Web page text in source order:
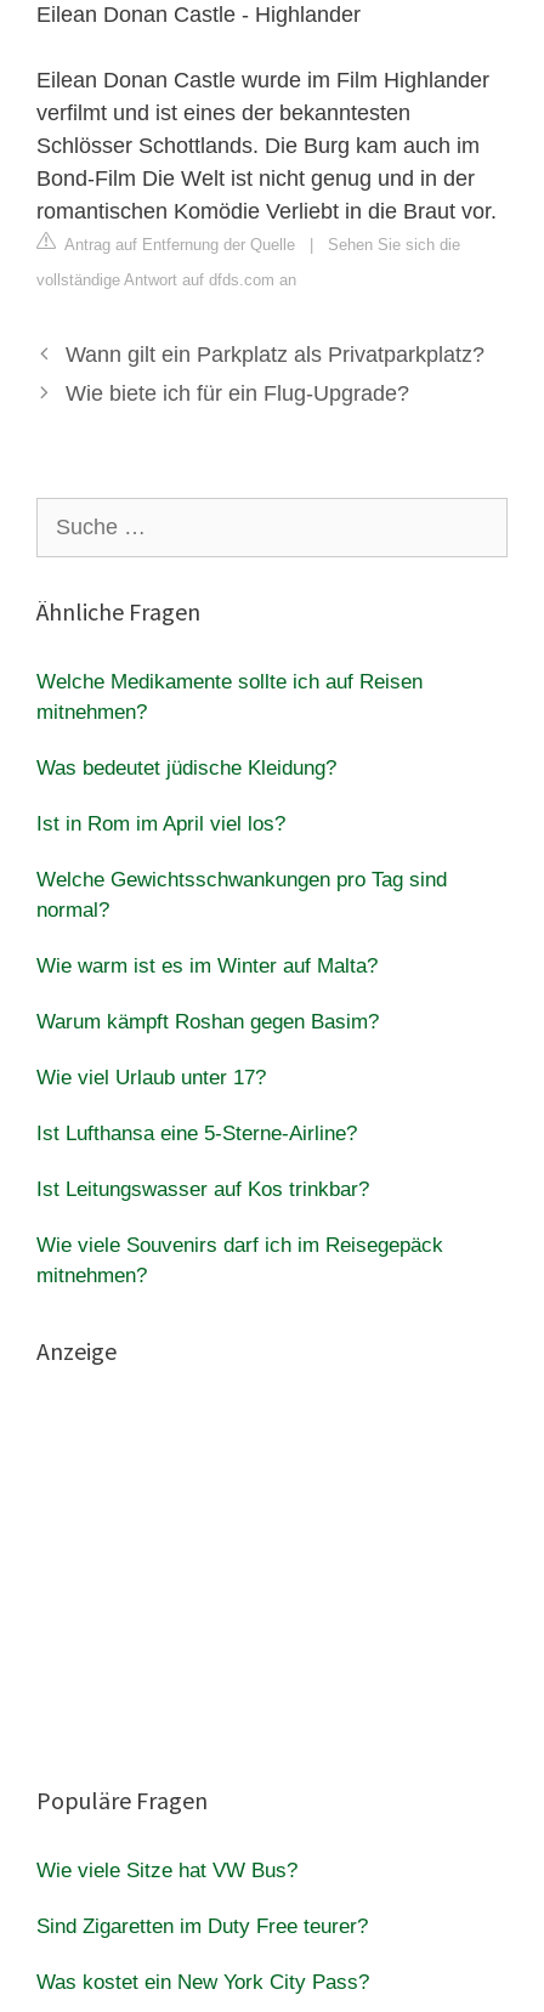
Eilean Donan Castle - Highlander
Eilean Donan Castle wurde im Film Highlander
verfilmt und ist eines der bekanntesten
Schlösser Schottlands. Die Burg kam auch im
Bond-Film Die Welt ist nicht genug und in der
romantischen Komödie Verliebt in die Braut vor.
Antrag auf Entfernung der Quelle | Sehen Sie sich die
vollständige Antwort auf dfds.com an
Wann gilt ein Parkplatz als Privatparkplatz?
Wie biete ich für ein Flug-Upgrade?
nach:
Ähnliche Fragen
Welche Medikamente sollte ich auf Reisen
mitnehmen?
Was bedeutet jüdische Kleidung?
Ist in Rom im April viel los?
Welche Gewichtsschwankungen pro Tag sind
normal?
Wie warm ist es im Winter auf Malta?
Warum kämpft Roshan gegen Basim?
Wie viel Urlaub unter 17?
Ist Lufthansa eine 5-Sterne-Airline?
Ist Leitungswasser auf Kos trinkbar?
Wie viele Souvenirs darf ich im Reisegepäck
mitnehmen?
Anzeige
Populäre Fragen
Wie viele Sitze hat VW Bus?
Sind Zigaretten im Duty Free teurer?
Was kostet ein New York City Pass?